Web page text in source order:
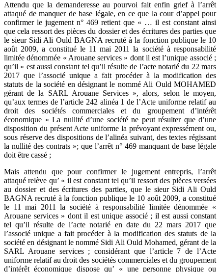
Attendu que la demanderesse au pourvoi fait enfin grief à l’arrêt
attaqué de manquer de base légale, en ce que la cour d’appel pour
confirmer le jugement n° 469 retient que « … il est constant ainsi
que cela ressort des pièces du dossier et des écritures des parties que
le sieur Sidi Ali Ould BAGNA recruté à la fonction publique le 10
août 2009, a constitué le 11 mai 2011 la société à responsabilité
limitée dénommée « Arouane services » dont il est l’unique associé ;
qu’il « est aussi constant tel qu’il résulte de l’acte notarié du 22 mars
2017 que l’associé unique a fait procéder à la modification des
statuts de la société en désignant le nommé Ali Ould MOHAMED
gérant de la SARL Arouane Services », alors, selon le moyen,
qu’aux termes de l’article 242 alinéa 1 de l’Acte uniforme relatif au
droit des sociétés commerciales et du groupement d’intérêt
économique « La nullité d’une société ne peut résulter que d’une
disposition du présent Acte uniforme la prévoyant expressément ou,
sous réserve des dispositions de l’alinéa suivant, des textes régissant
la nullité des contrats »; que l’arrêt n° 469 manquant de base légale
doit être cassé ;
Mais attendu que pour confirmer le jugement entrepris, l’arrêt
attaqué relève qu’ « il est constant tel qu’il ressort des pièces versées
au dossier et des écritures des parties, que le sieur Sidi Ali Ould
BAGNA recruté à la fonction publique le 10 août 2009, a constitué
le 11 mai 2011 la société à responsabilité limitée dénommée «
Arouane services » dont il est unique associé ; il est aussi constant
tel qu’il résulte de l’acte notarié en date du 22 mars 2017 que
l’associé unique a fait procéder à la modification des statuts de la
société en désignant le nommé Sidi Ali Ould Mohamed, gérant de la
SARL Arouane services ; considérant que l’article 7 de l’Acte
uniforme relatif au droit des sociétés commerciales et du groupement
d’intérêt économique dispose qu’ « une personne physique ou